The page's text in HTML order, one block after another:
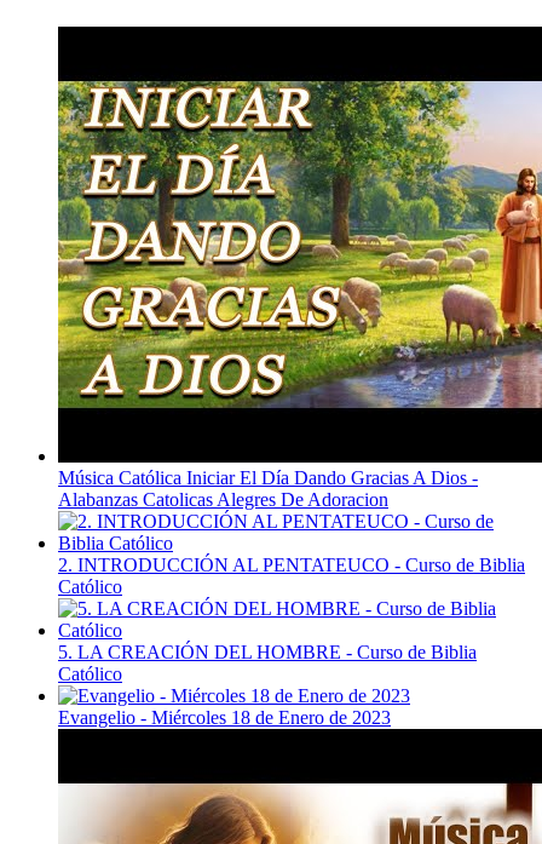
Música Católica Iniciar El Día Dando Gracias A Dios -
Alabanzas Catolicas Alegres De Adoracion
2. INTRODUCCIÓN AL PENTATEUCO - Curso de Biblia
Católico
5. LA CREACIÓN DEL HOMBRE - Curso de Biblia
Católico
Evangelio - Miércoles 18 de Enero de 2023